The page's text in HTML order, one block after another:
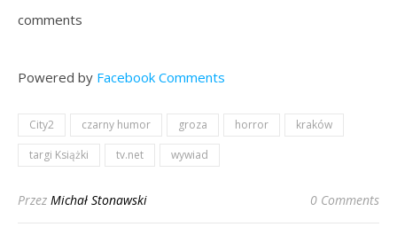
comments
Powered by Facebook Comments
City2 czarny humor groza horror
kraków
targi Książki
tv.net wywiad
Przez Michał Stonawski 0 Comments